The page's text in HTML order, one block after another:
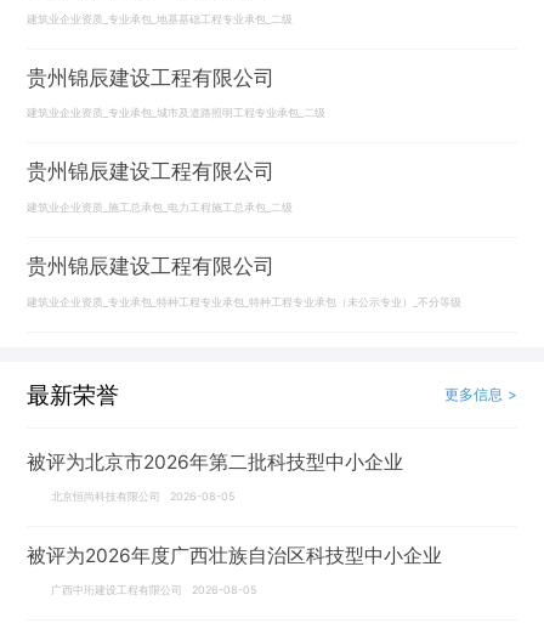
建筑业企业资质_专业承包_地基基础工程专业承包_二级
贵州锦辰建设工程有限公司
建筑业企业资质_专业承包_城市及道路照明工程专业承包_二级
贵州锦辰建设工程有限公司
建筑业企业资质_施工总承包_电力工程施工总承包_二级
贵州锦辰建设工程有限公司
建筑业企业资质_专业承包_特种工程专业承包_特种工程专业承包（未公示专业）_不分等级
最新荣誉 更多信息 >
被评为北京市2026年第二批科技型中小企业
北京恒尚科技有限公司 2026-08-05
被评为2026年度广西壮族自治区科技型中小企业
广西中珩建设工程有限公司 2026-08-05